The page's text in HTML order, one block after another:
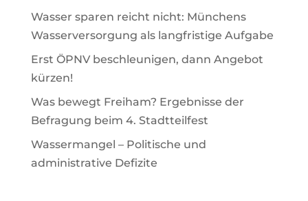
Wasser sparen reicht nicht: Münchens
Wasserversorgung als langfristige Aufgabe
Erst ÖPNV beschleunigen, dann Angebot
kürzen!
Was bewegt Freiham? Ergebnisse der
Befragung beim 4. Stadtteilfest
Wassermangel – Politische und
administrative Defizite